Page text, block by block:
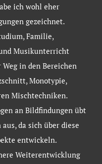
ich wohl eher
gezeichnet.
Familie,
Musikunterricht
in den Bereichen
Monotypie,
Mischtechniken.
an Bildfindungen übt
da sich über diese
entwickeln.
Weiterentwicklung